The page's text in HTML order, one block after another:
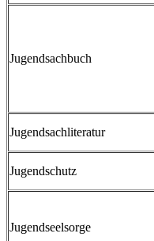
Jugendsachbuch
Jugendsachliteratur
Jugendschutz
Jugendseelsorge